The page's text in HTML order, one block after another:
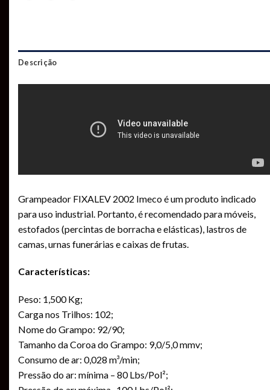
Descrição
Grampeador FIXALEV 2002 Imeco é um produto indicado
para uso industrial. Portanto, é recomendado para móveis,
estofados (percintas de borracha e elásticas), lastros de
camas, urnas funerárias e caixas de frutas.
Características:
Peso: 1,500 Kg;
Carga nos Trilhos: 102;
Nome do Grampo: 92/90;
Tamanho da Coroa do Grampo: 9,0/5,0 mmv;
Consumo de ar: 0,028 m³/min;
Pressão do ar: mínima – 80 Lbs/Pol²;